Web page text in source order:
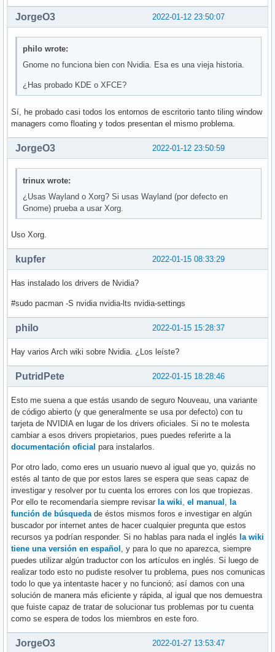
2022-01-12 23:50:07
JorgeO3
philo wrote:
Gnome no funciona bien con Nvidia. Esa es una vieja historia.
¿Has probado KDE o XFCE?
Sí, he probado casi todos los entornos de escritorio tanto tiling window
managers como floating y todos presentan el mismo problema.
2022-01-12 23:50:59
JorgeO3
trinux wrote:
¿Usas Wayland o Xorg? Si usas Wayland (por defecto en
Gnome) prueba a usar Xorg.
Uso Xorg.
2022-01-15 08:33:29
kupfer
Has instalado los drivers de Nvidia?
#sudo pacman -S nvidia nvidia-lts nvidia-settings
2022-01-15 15:28:37
philo
Hay varios Arch wiki sobre Nvidia. ¿Los leíste?
2022-01-15 18:28:46
PutridPete
Esto me suena a que estás usando de seguro Nouveau, una variante
de código abierto (y que generalmente se usa por defecto) con tu
tarjeta de NVIDIA en lugar de los drivers oficiales. Si no te molesta
cambiar a esos drivers propietarios, pues puedes referirte a la
documentación oficial para instalarlos.
Por otro lado, como eres un usuario nuevo al igual que yo, quizás no
estés al tanto de que por estos lares se espera que seas capaz de
investigar y resolver por tu cuenta los errores con los que tropiezas.
Por ello te recomendaría siempre revisar la wiki, el manual , la
función de búsquedade éstos mismos foros e investigar en algún
buscador por internet antes de hacer cualquier pregunta que estos
recursos ya podrían responder. Si no hablas para nada el inglés la wiki
tiene una versión en español , y para lo que no aparezca, siempre
puedes utilizar algún traductor con los artículos en inglés. Si luego de
realizar todo esto no pudiste resolver tu problema, pues nos comunicas
todo lo que ya intentaste hacer y no funcionó; así damos con una
solución de manera más eficiente y rápida, al igual que nos demuestra
que fuiste capaz de tratar de solucionar tus problemas por tu cuenta
como se espera de todos los miembros en este foro.
2022-01-27 13:53:47
JorgeO3